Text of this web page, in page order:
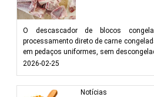
O descascador de blocos
processamento direto de carne
em pedaços uniformes, sem
2026-02-25
Notícias